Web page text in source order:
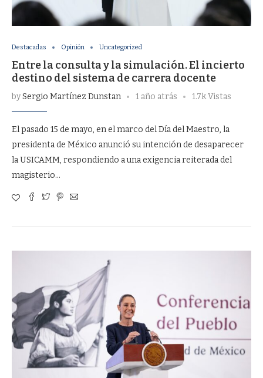
Destacadas Opinión Uncategorized
Entre la consulta y la simulación. El incierto
destino del sistema de carrera docente
bySergio Martínez Dunstan 1 año atrás 1.7k Vistas
El pasado 15 de mayo, en el marco del Día del Maestro, la
presidenta de México anunció su intención de desaparecer
la USICAMM, respondiendo a una exigencia reiterada del
magisterio…